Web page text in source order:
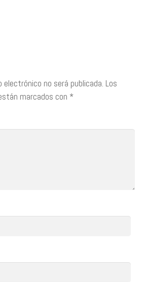
electrónico no será publicada. Los
marcados con *